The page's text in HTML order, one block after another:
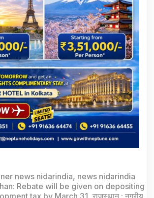
news nidarindia, news nidarindia
Rebate will be given on depositing
tax by March 31 राजस्थान : नगरीय